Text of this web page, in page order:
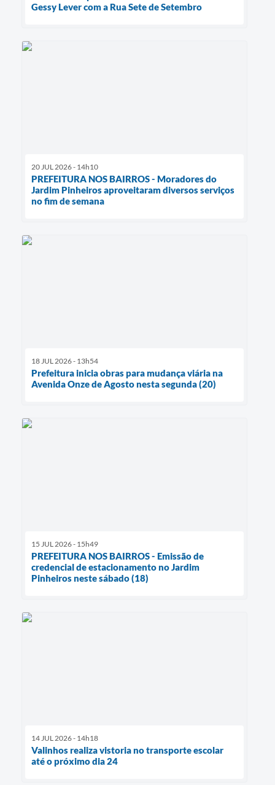
Gessy Lever com a Rua Sete de Setembro
20 JUL 2026 - 14h10
PREFEITURA NOS BAIRROS - Moradores do
Jardim Pinheiros aproveitaram diversos serviços
no fim de semana
18 JUL 2026 - 13h54
Prefeitura inicia obras para mudança viária na
Avenida Onze de Agosto nesta segunda (20)
15 JUL 2026 - 15h49
PREFEITURA NOS BAIRROS - Emissão de
credencial de estacionamento no Jardim
Pinheiros neste sábado (18)
14 JUL 2026 - 14h18
Valinhos realiza vistoria no transporte escolar
até o próximo dia 24